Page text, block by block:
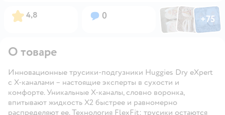
Рейтинг:
4,8 Вопросов:
0 ФотоФотоФото
+75
Открыть
О товаре
Инновационные трусики-подгузники Huggies Dry eXpert
с Х-каналами – настоящие эксперты в сухости и
комфорте. Уникальные Х-каналы, словно воронка,
впитывают жидкость Х2 быстрее и равномерно
распределяют ее. Технология FlexFit: трусики остаются